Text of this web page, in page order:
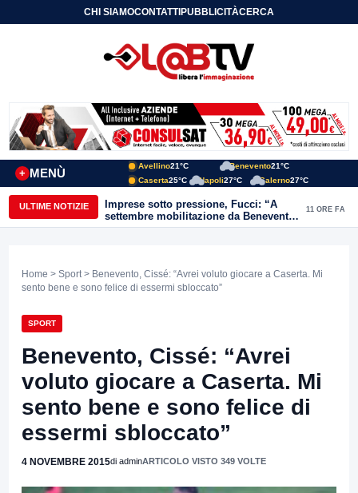
CHI SIAMOCONTATTIPUBBLICITÀCERCA
MENÙ
+
Avellino21°C Benevento21°C
Caserta25°C Napoli27°C Salerno27°C
ULTIME NOTIZIE
Imprese sotto pressione, Fucci: “A
settembre mobilitazione da Benevento
e Avellino”
11 ORE FA
Home > Sport > Benevento, Cissé: “Avrei voluto giocare a Caserta. Mi
sento bene e sono felice di essermi sbloccato”
SPORT
Benevento, Cissé: “Avrei
voluto giocare a Caserta. Mi
sento bene e sono felice di
essermi sbloccato”
4 NOVEMBRE 2015di adminARTICOLO VISTO 349 VOLTE